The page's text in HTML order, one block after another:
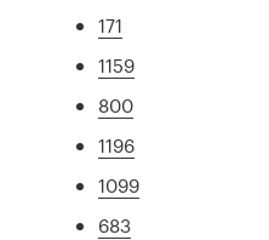
171
1159
800
1196
1099
683